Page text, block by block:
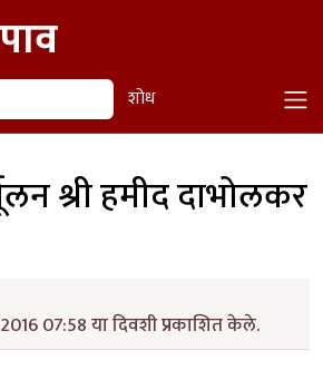
शोध
श्री हमीद दाभोलकर
07:58 या दिवशी प्रकाशित केले.